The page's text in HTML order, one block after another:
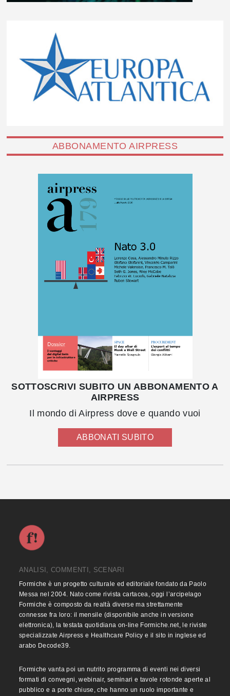
ABBONAMENTO AIRPRESS
SOTTOSCRIVI SUBITO UN ABBONAMENTO A
AIRPRESS
Il mondo di Airpress dove e quando vuoi
ABBONATI SUBITO
ANALISI, COMMENTI, SCENARI
Formiche è un progetto culturale ed editoriale fondato da Paolo
Messa nel 2004. Nato come rivista cartacea, oggi l’arcipelago
Formiche è composto da realtà diverse ma strettamente
connesse fra loro: il mensile (disponibile anche in versione
elettronica), la testata quotidiana on-line Formiche.net, le riviste
specializzate Airpress e Healthcare Policy e il sito in inglese ed
arabo Decode39.
Formiche vanta poi un nutrito programma di eventi nei diversi
formati di convegni, webinair, seminari e tavole rotonde aperte al
pubblico e a porte chiuse, che hanno un ruolo importante e